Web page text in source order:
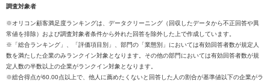
調査対象者
※オリコン顧客満足度ランキングは、データクリーニング（回収したデータから不正回答や異
常値を排除）および調査対象者条件から外れた回答を除外した上で作成しています。
※「総合ランキング」、「評価項目別」、部門の「業態別」においては有効回答者数が規定人
数を満たした企業のみランクイン対象となります。その他の部門においては有効回答者数が規
定人数の半数以上の企業がランクイン対象となります。
※総合得点が60.00点以上で、他人に薦めたくないと回答した人の割合が基準値以下の企業がラ